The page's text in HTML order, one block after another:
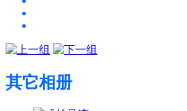
其它相册